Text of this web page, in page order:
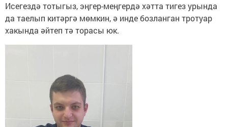
Исегездә тотыгыз, эңгер-меңгердә хәтта тигез урында
да таелып китәргә мөмкин, ә инде бозланган тротуар
хакында әйтеп тә торасы юк.